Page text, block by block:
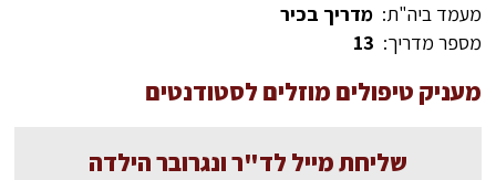
מעמד ביה"ת: מדריך בכיר
מספר מדריך: 13
מעניק טיפולים מוזלים לסטודנטים
שליחת מייל לד"ר ונגרובר הילדה